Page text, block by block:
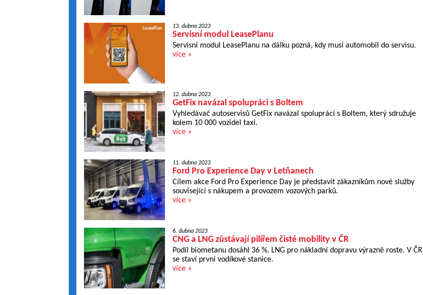
13. dubna 2023
Servisní modul LeasePlanu
Servisní modul LeasePlanu na dálku pozná, kdy musí automobil do servisu.
více »
12. dubna 2023
GetFix navázal spolupráci s Boltem
Vyhledávač autoservisů GetFix navázal spolupráci s Boltem, který sdružuje
kolem 10 000 vozidel taxi.
více »
11. dubna 2023
Ford Pro Experience Day v Letňanech
Cílem akce Ford Pro Experience Day je představit zákazníkům nové služby
související s nákupem a provozem vozových parků.
více »
6. dubna 2023
CNG a LNG zůstávají pilířem čisté mobility v ČR
Podíl biometanu dosáhl 36 %. LNG pro nákladní dopravu výrazně roste. V ČR
se staví první vodíkové stanice.
více »